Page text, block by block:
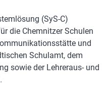
(SyS-C)
die Chemnitzer Schulen
und
Schulamt, dem
sowie der Lehreraus- und